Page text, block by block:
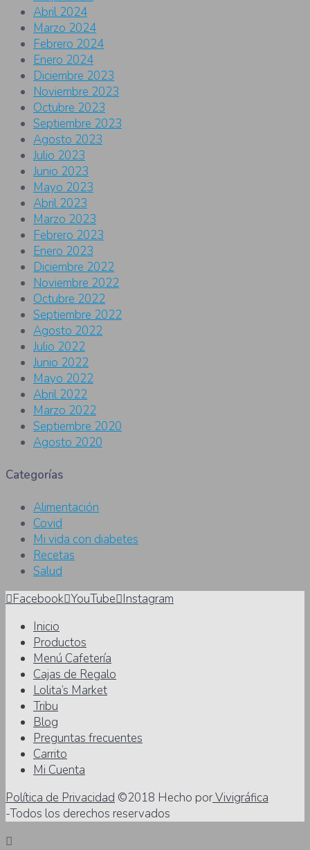
Abril 2024
Marzo 2024
Febrero 2024
Enero 2024
Diciembre 2023
Noviembre 2023
Octubre 2023
Septiembre 2023
Agosto 2023
Julio 2023
Junio 2023
Mayo 2023
Abril 2023
Marzo 2023
Febrero 2023
Enero 2023
Diciembre 2022
Noviembre 2022
Octubre 2022
Septiembre 2022
Agosto 2022
Julio 2022
Junio 2022
Mayo 2022
Abril 2022
Marzo 2022
Septiembre 2020
Agosto 2020
Categorías
Alimentación
Covid
Mi vida con diabetes
Recetas
Salud
Facebook YouTube Instagram
Inicio
Productos
Menú Cafetería
Cajas de Regalo
Lolita’s Market
Tribu
Blog
Preguntas frecuentes
Carrito
Mi Cuenta
Política de Privacidad ©2018 Hecho porVivigráfica
-Todos los derechos reservados